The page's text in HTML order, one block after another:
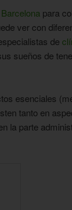
para
ver con
de
sueños de
esenciales
tanto en
la parte